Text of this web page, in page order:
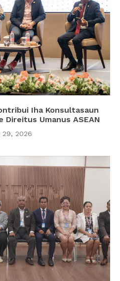
Iha Konsultasaun
Direitus Umanus ASEAN
29, 2026